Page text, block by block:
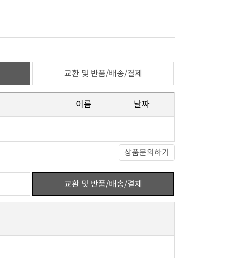
교환 및 반품/배송/결제
이름 날짜
상품문의하기
교환 및 반품/배송/결제